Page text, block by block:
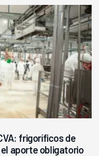
frigoríficos de
aporte obligatorio